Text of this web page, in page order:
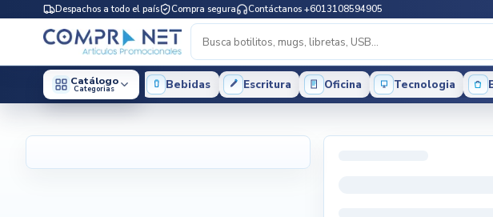
Despachos a todo el país Compra segura Contáctanos +6013108594905
Catálogo
Categorias Bebidas Escritura Oficina Tecnologia